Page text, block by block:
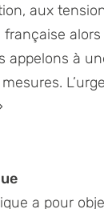
aux
appelons à
a pour